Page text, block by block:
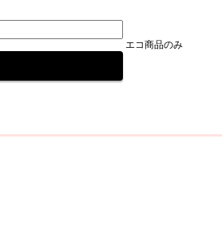
エコ商品のみ